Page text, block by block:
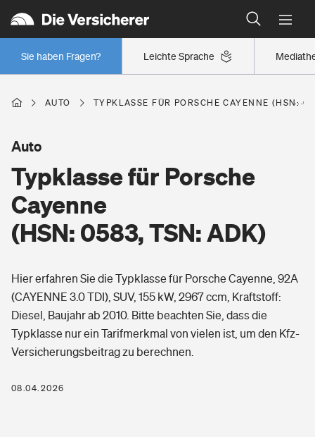
Leichte Sprache
Sie haben Fragen?
Wer versichert was: Jetzt Versicherer finden
Regionalklassen: So ist Ihre Region eingestuft
Wer versichert was: Jetzt Versicherer finden
Berufsunfähigkeitsversicherung
Erwerbsunfähigkeitsversicherung
Arbeitsrechtsschutz
Berufshaftpflichtversicherung
Wohnen
Wohngebäudeversicherung
Hausratversicherung
Elementarversicherung
Photovoltaik
Wärmepumpen versichern
Pri­vate Haft­pflicht­
Rechts­schutz­ver­si­che­rung
Gesundheit
Private Krankenversicherung
AUTO TYPKLASSE FÜR PORSCHE CAYENNE (HSN:
Typklasse für Porsche
Cayenne
(HSN: 0583, TSN: ADK)
Auto
Hier erfahren Sie die Typklasse für Porsche Cayenne, 92A
(CAYENNE 3.0 TDI), SUV, 155 kW, 2967 ccm, Kraftstoff:
Diesel, Baujahr ab 2010. Bitte beachten Sie, dass die
Typklasse nur ein Tarifmerkmal von vielen ist, um den Kfz-
Versicherungsbeitrag zu berechnen.
08.04.2026